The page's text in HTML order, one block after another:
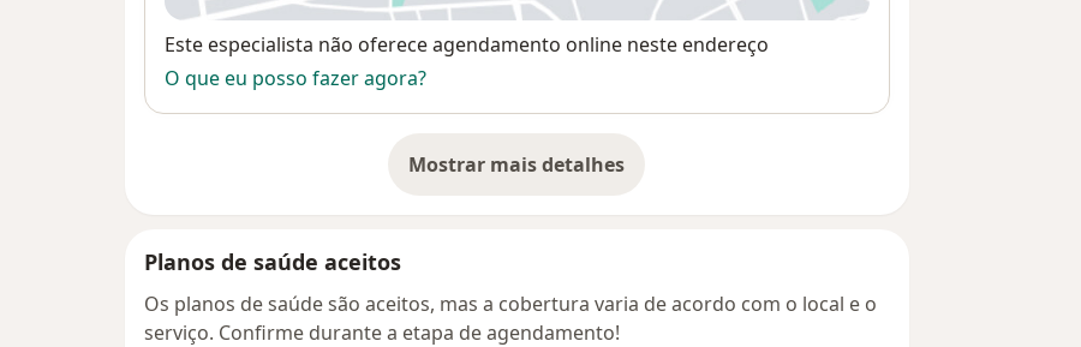
Disponibilidade
Este especialista não oferece agendamento online neste endereço
O que eu posso fazer agora?
Mostrar mais detalhes
sobre o endereço
Planos de saúde aceitos
Os planos de saúde são aceitos, mas a cobertura varia de acordo com o local e o
serviço. Confirme durante a etapa de agendamento!